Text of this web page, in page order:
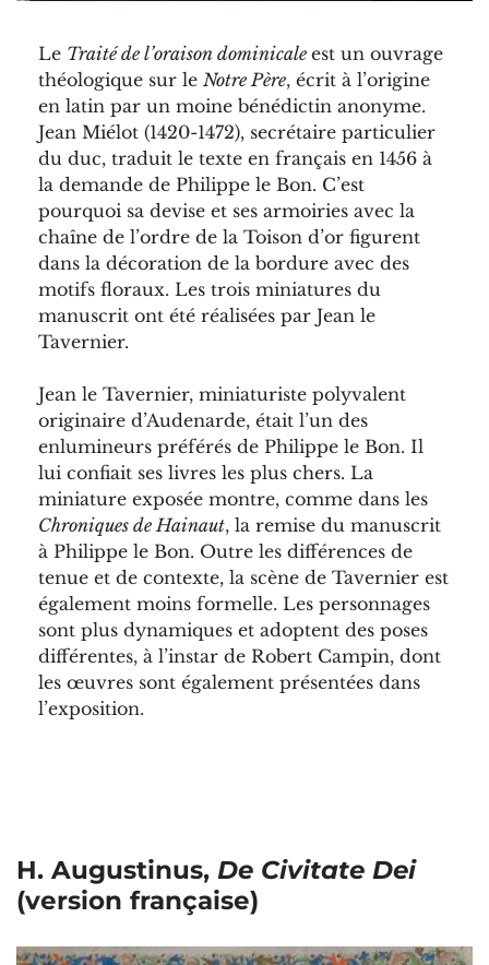
Le Traité de l’oraison dominicale est un ouvrage
théologique sur le Notre Père, écrit à l’origine
en latin par un moine bénédictin anonyme.
Jean Miélot (1420-1472), secrétaire particulier
du duc, traduit le texte en français en 1456 à
la demande de Philippe le Bon. C’est
pourquoi sa devise et ses armoiries avec la
chaîne de l’ordre de la Toison d’or figurent
dans la décoration de la bordure avec des
motifs floraux. Les trois miniatures du
manuscrit ont été réalisées par Jean le
Tavernier.
Jean le Tavernier, miniaturiste polyvalent
originaire d’Audenarde, était l’un des
enlumineurs préférés de Philippe le Bon. Il
lui confiait ses livres les plus chers. La
miniature exposée montre, comme dans les
Chroniques de Hainaut, la remise du manuscrit
à Philippe le Bon. Outre les différences de
tenue et de contexte, la scène de Tavernier est
également moins formelle. Les personnages
sont plus dynamiques et adoptent des poses
différentes, à l’instar de Robert Campin, dont
les œuvres sont également présentées dans
l’exposition.
H. Augustinus, De Civitate Dei
(version française)